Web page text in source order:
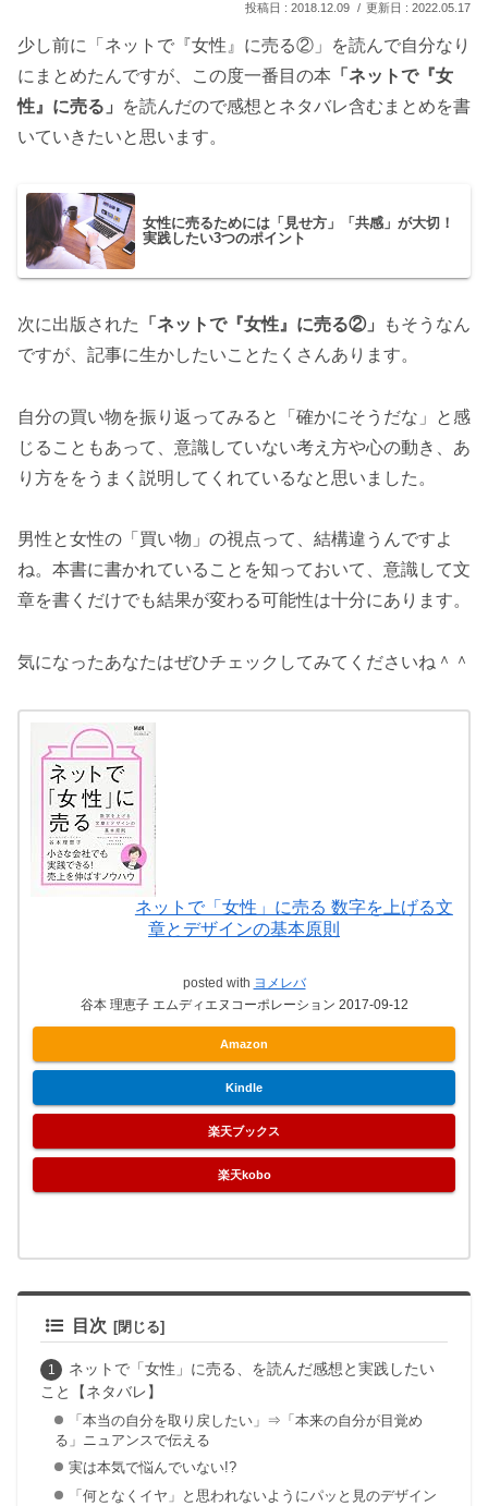
2018.12.09 2022.05.17
少し前に「ネットで『女性』に売る②」を読んで自分なり
にまとめたんですが、この度一番目の本 「ネットで『女
性』に売る」
を読んだので感想とネタバレ含むまとめを書
いていきたいと思います。
女性に売るためには「見せ方」「共感」が大切！
実践したい3つのポイント
次に出版された 「ネットで『女性』に売る②」
もそうなん
ですが、記事に生かしたいことたくさんあります。
自分の買い物を振り返ってみると「確かにそうだな」と感
じることもあって、意識していない考え方や心の動き、あ
り方ををうまく説明してくれているなと思いました。
男性と女性の「買い物」の視点って、結構違うんですよ
ね。本書に書かれていることを知っておいて、意識して文
章を書くだけでも結果が変わる可能性は十分にあります。
気になったあなたはぜひチェックしてみてくださいね＾＾
ネットで「女性」に売る 数字を上げる文
章とデザインの基本原則
posted with ヨメレバ
谷本 理恵子 エムディエヌコーポレーション 2017-09-12
Amazon
Kindle
楽天ブックス
楽天kobo
目次
ネットで「女性」に売る、を読んだ感想と実践したい
こと【ネタバレ】
「本当の自分を取り戻したい」⇒「本来の自分が目覚め
る」ニュアンスで伝える
実は本気で悩んでいない!?
「何となくイヤ」と思われないようにパッと見のデザイン